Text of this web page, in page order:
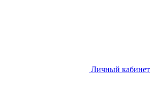
Личный кабинет